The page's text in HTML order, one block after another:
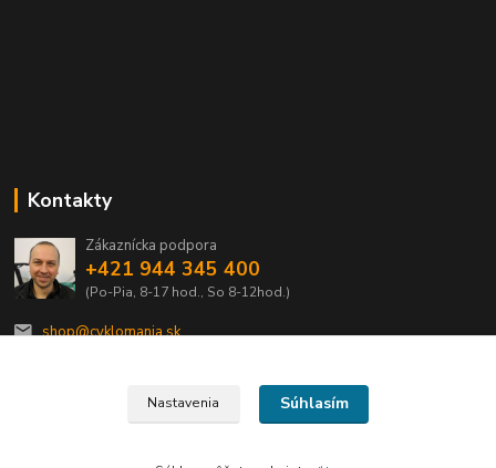
Kontakty
Zákaznícka podpora
+421 944 345 400
(Po-Pia, 8-17 hod., So 8-12hod.)
shop@cyklomania.sk
Nastavenia Súhlasím